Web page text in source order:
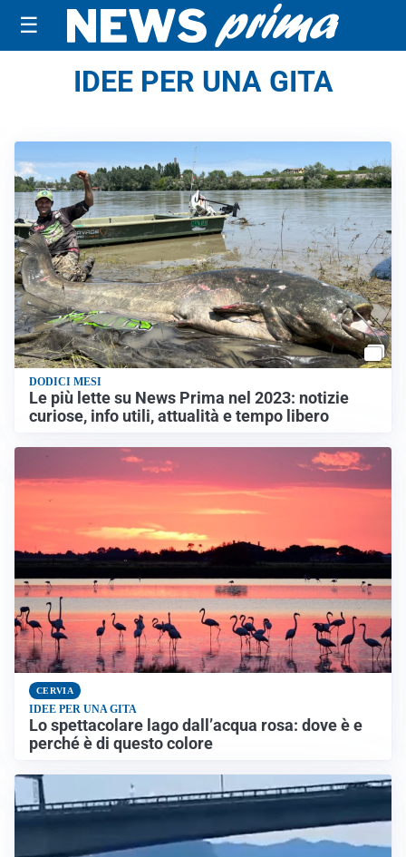
☰
IDEE PER UNA GITA
DODICI MESI
Le più lette su News Prima nel 2023: notizie
curiose, info utili, attualità e tempo libero
CERVIA
IDEE PER UNA GITA
Lo spettacolare lago dall’acqua rosa: dove è e
perché è di questo colore